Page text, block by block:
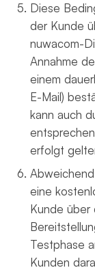
Diese
der Kunde
nuwacom-
Annahme
einem
E-Mail)
kann auch
erfolgt
eine
Kunde über
Testphase
Kunden